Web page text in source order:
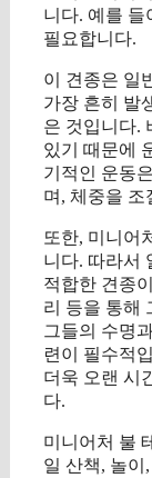
니다. 예를 들
필요합니다.
이 견종은 일
가장 흔히 발
은 것입니다.
있기 때문에
기적인 운동
며, 체중을 조
또한, 미니어
니다. 따라서
적합한 견종
리 등을 통해
그들의 수명
련이 필수적
더욱 오랜 시
다.
미니어처 불
일 산책, 놀이